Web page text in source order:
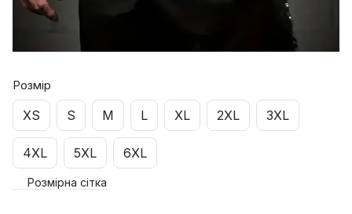
Розмір
XS S M L XL 2XL 3XL
4XL 5XL 6XL
Розмірна сітка